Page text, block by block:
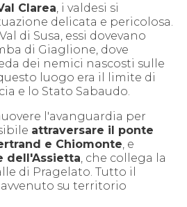
Clarea , i valdesi si
delicata e pericolosa.
di Susa, essi dovevano
di Giaglione, dove
dei nemici nascosti sulle
luogo era il limite di
e lo Stato Sabaudo.
l'avanguardia per
attraversare il ponte
e Chiomonte , e
dell'Assietta , che collega la
di Pragelato. Tutto il
su territorio